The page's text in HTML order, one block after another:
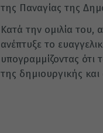
της Παναγίας της
Κατά την ομιλία του,
ανέπτυξε το
υπογραμμίζοντας
της δημιουργικής